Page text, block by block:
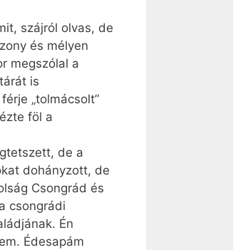
szájról olvas, de
és mélyen
megszólal a
is
„tolmácsolt”
föl a
de a
dohányzott, de
Csongrád és
csongrádi
Én
Édesapám